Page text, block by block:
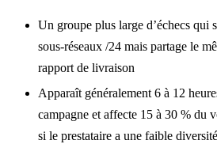
Un groupe plus large d’échecs qui
sous-réseaux /24 mais partage le
rapport de livraison
Apparaît généralement 6 à 12
campagne et affecte 15 à 30 % du
si le prestataire a une faible